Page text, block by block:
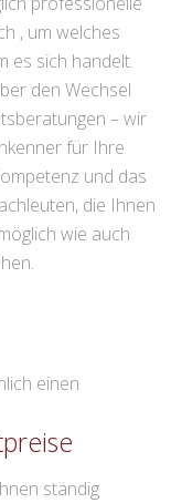
, um welches
es sich handelt.
den Wechsel
– wir
für Ihre
und das
die Ihnen
wie auch
einen
ständig